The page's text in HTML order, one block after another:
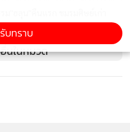
"ฮลุน"คืนแรก ชมรมศิษย์เก่า
นในหมวด
รับทราบ